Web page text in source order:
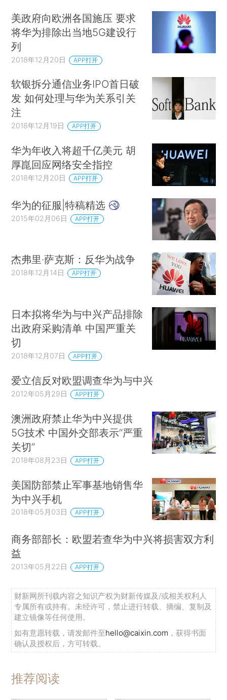
美政府向欧洲各国施压 要求
将华为排除出当地5G建设行
列
2018年12月20日 APP打开
软银拆分通信业务IPO首日破
发 如何处理与华为关系引关
注
2018年12月19日 APP打开
华为年收入将超千亿美元 胡
厚崑回应网络安全指控
2018年12月20日 APP打开
华为的征服|特稿精选
2015年02月06日 APP打开
杰弗里·萨克斯：反华为战争
2018年12月14日 APP打开
日本拟将华为与中兴产品排除
出政府采购清单 中国严重关
切
2018年12月07日 APP打开
爱立信反对欧盟调查华为与中兴
2012年05月29日 APP打开
澳洲政府禁止华为中兴提供
5G技术 中国外交部表示“严重
关切”
2018年08月23日 APP打开
美国防部禁止军事基地销售华
为中兴手机
2018年05月03日 APP打开
商务部部长：欧盟若查华为中兴将损害双方利
益
2013年05月22日 APP打开
财新网所刊载内容之知识产权为财新传媒及/或相关权利人
专属所有或持有。未经许可，禁止进行转载、摘编、复制及
建立镜像等任何使用。
如有意愿转载，请发邮件至hello@caixin.com ，获得书面
确认及授权后，方可转载。
推荐阅读